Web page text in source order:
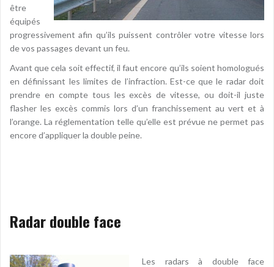
être
équipés
progressivement afin qu’ils puissent contrôler votre vitesse lors
de vos passages devant un feu.
Avant que cela soit effectif, il faut encore qu’ils soient homologués
en définissant les limites de l’infraction. Est-ce que le radar doit
prendre en compte tous les excès de vitesse, ou doit-il juste
flasher les excès commis lors d’un franchissement au vert et à
l’orange. La réglementation telle qu’elle est prévue ne permet pas
encore d’appliquer la double peine.
Radar double face
Les radars à double face